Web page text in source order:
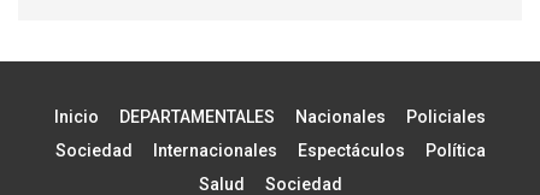
Inicio DEPARTAMENTALES Nacionales
Policiales
Sociedad
Internacionales Espectáculos
Política
Salud
Sociedad